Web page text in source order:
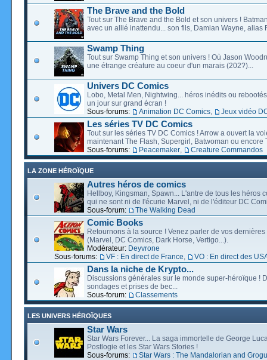
The Brave and the Bold
Tout sur The Brave and the Bold et son univers !
avec un allié inattendu... son fils, Damian Wayne, alias
Swamp Thing
Tout sur Swamp Thing et son univers ! Où Jason
une étrange créature au coeur d'un marais (202?)...
Univers DC Comics
Lobo, Metal Men, Nightwing... héros inédits ou
un jour sur grand écran !
Sous-forums:
Animation DC Comics Jeux vidéo
Les séries TV DC Comics
Tout sur les séries TV DC Comics ! Arrow a ouvert la
maintenant The Flash, Supergirl, Batwoman ou encore
Sous-forums:
Peacemaker Creature Commandos
LA ZONE HÉROÏQUE
Autres héros de comics
Hellboy, Kingsman, Spawn... L'antre de tous les héros
qui ne sont ni de l'écurie Marvel, ni de l'éditeur DC
Sous-forum:
The Walking Dead
Comic Books
Retournons à la source ! Venez parler de vos dernières
(Marvel, DC Comics, Dark Horse, Vertigo...).
Modérateur: Deyvrone
Sous-forums:
VF : En direct de France VO : En direct des
Dans la niche de Krypto...
Discussions générales sur le monde super-héroïque !
sondages et prises de bec...
Sous-forum:
Classements
LES UNIVERS HÉROÏQUES
Star Wars
Star Wars Forever... La saga immortelle de George
Postlogie et les Star Wars Stories !
Sous-forums:
Star Wars : The Mandalorian and Grogu